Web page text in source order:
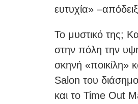
ευτυχία»
Το μυστικό της;
στην πόλη την
σκηνή «ποικίλη»
Salon του
και το Time Out